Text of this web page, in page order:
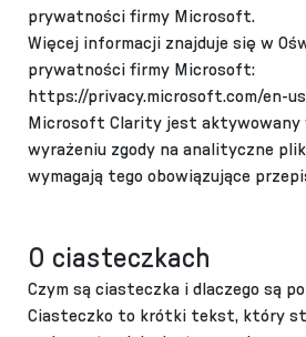
prywatności firmy Microsoft.
Więcej informacji znajduje się w
prywatności firmy Microsoft:
https://privacy.microsoft.com/en-
Microsoft Clarity jest aktywowany
wyrażeniu zgody na analityczne
wymagają tego obowiązujące
O ciasteczkach
Czym są ciasteczka i dlaczego są
Ciasteczko to krótki tekst, który